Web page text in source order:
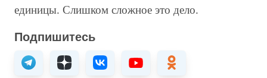
единицы. Слишком сложное это дело.
Подпишитесь